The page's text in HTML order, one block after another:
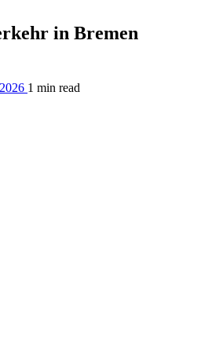
in Bremen
1 min read